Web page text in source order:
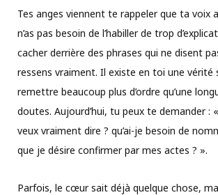
Tes anges viennent te rappeler que ta voix
n’as pas besoin de l’habiller de trop
cacher derrière des phrases qui ne disent
ressens vraiment. Il existe en toi une vérité
remettre beaucoup plus d’ordre qu’une
doutes. Aujourd’hui, tu peux te demander :
veux vraiment dire ? qu’ai-je besoin de
que je désire confirmer par mes actes ? ».
Parfois, le cœur sait déjà quelque chose,